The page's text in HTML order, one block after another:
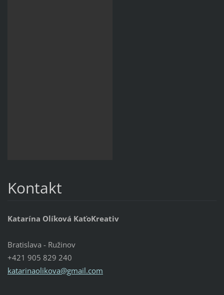
Kontakt
Katarína Olíková KaťoKreativ
Bratislava - Ružinov
+421 905 829 240
katarinaolikova@gmail.com